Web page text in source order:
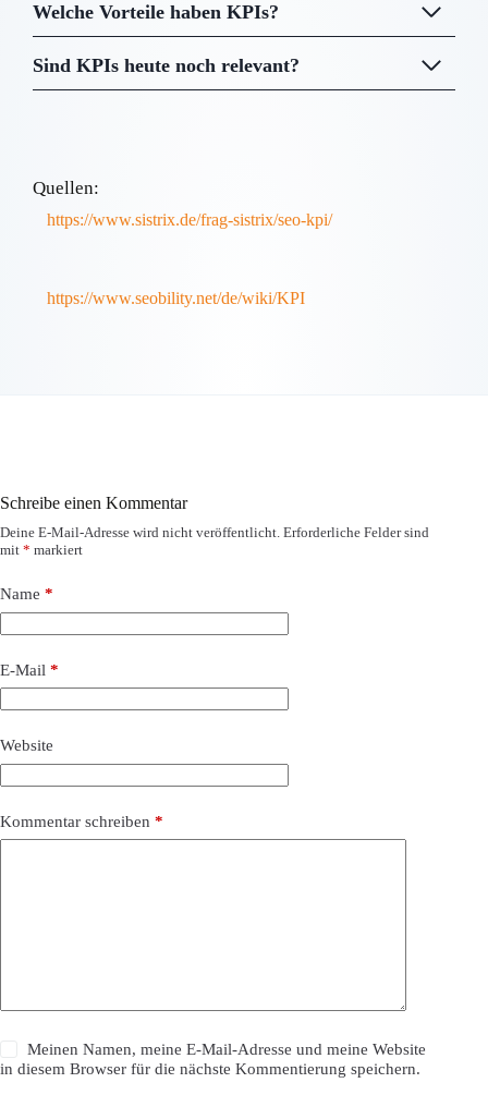
Welche Vorteile haben KPIs?
Sind KPIs heute noch relevant?
Quellen:
https://www.sistrix.de/frag-sistrix/seo-kpi/
https://www.seobility.net/de/wiki/KPI
Schreibe einen Kommentar
Deine E-Mail-Adresse wird nicht veröffentlicht. Erforderliche Felder sind
mit * markiert
Name *
E-Mail *
Website
Kommentar schreiben *
Meinen Namen, meine E-Mail-Adresse und meine Website
in diesem Browser für die nächste Kommentierung speichern.